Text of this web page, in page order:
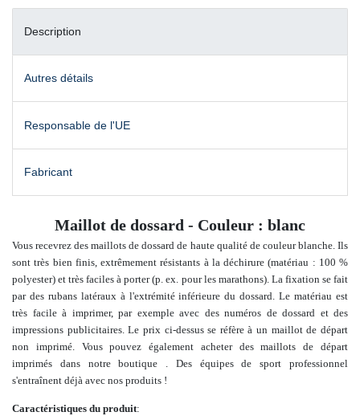
Description
Autres détails
Responsable de l'UE
Fabricant
Maillot de dossard - Couleur : blanc
Vous recevrez des maillots de dossard de haute qualité de couleur blanche. Ils
sont très bien finis, extrêmement résistants à la déchirure (matériau : 100 %
polyester) et très faciles à porter (p. ex. pour les marathons). La fixation se fait
par des rubans latéraux à l'extrémité inférieure du dossard. Le matériau est
très facile à imprimer, par exemple avec des numéros de dossard et des
impressions publicitaires.Le prix ci-dessus se réfère à un maillot de départ
non imprimé. Vous pouvez également acheter des maillots de départ
imprimés dans notre boutique . Des équipes de sport professionnel
s'entraînent déjà avec nos produits !
Caractéristiques du produit: